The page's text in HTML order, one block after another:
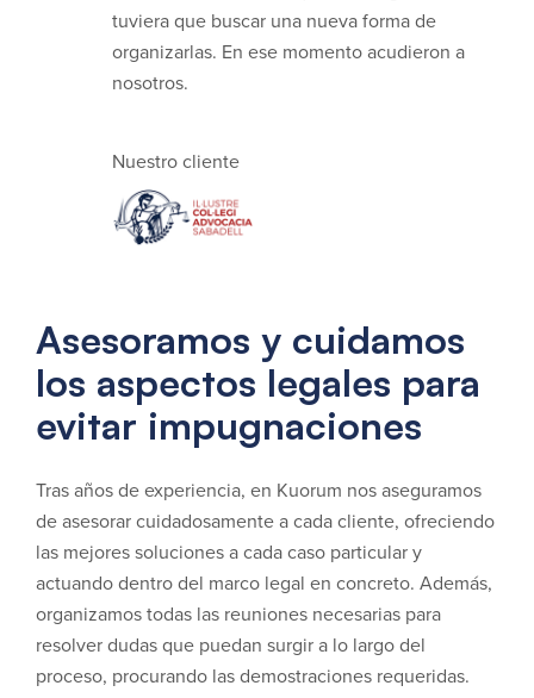
tuviera que buscar una nueva forma de
organizarlas. En ese momento acudieron a
nosotros.
Nuestro cliente
Asesoramos y cuidamos
los aspectos legales para
evitar impugnaciones
Tras años de experiencia, en Kuorum nos aseguramos
de asesorar cuidadosamente a cada cliente, ofreciendo
las mejores soluciones a cada caso particular y
actuando dentro del marco legal en concreto. Además,
organizamos todas las reuniones necesarias para
resolver dudas que puedan surgir a lo largo del
proceso, procurando las demostraciones requeridas.